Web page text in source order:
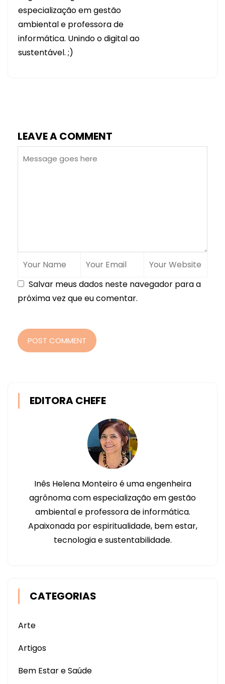
especialização em gestão
ambiental e professora de
informática. Unindo o digital ao
sustentável. ;)
LEAVE A COMMENT
Salvar meus dados neste navegador para a
próxima vez que eu comentar.
POST COMMENT
EDITORA CHEFE
Inês Helena Monteiro é uma engenheira
agrônoma com especialização em gestão
ambiental e professora de informática.
Apaixonada por espiritualidade, bem estar,
tecnologia e sustentabilidade.
CATEGORIAS
Arte
Artigos
Bem Estar e Saúde